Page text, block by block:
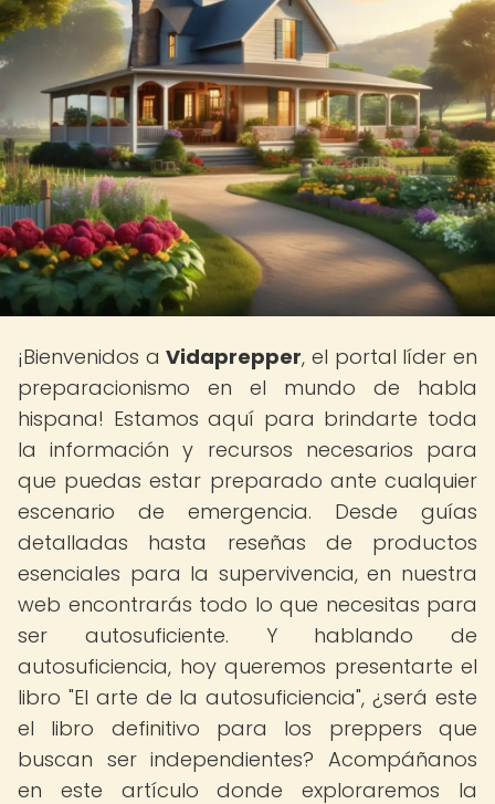
¡Bienvenidos aVidaprepper, el portal líder en
preparacionismo en el mundo de habla
hispana! Estamos aquí para brindarte toda
la información y recursos necesarios para
que puedas estar preparado ante cualquier
escenario de emergencia. Desde guías
detalladas hasta reseñas de productos
esenciales para la supervivencia, en nuestra
web encontrarás todo lo que necesitas para
ser autosuficiente. Y hablando de
autosuficiencia, hoy queremos presentarte el
libro "El arte de la autosuficiencia", ¿será este
el libro definitivo para los preppers que
buscan ser independientes? Acompáñanos
en este artículo donde exploraremos la